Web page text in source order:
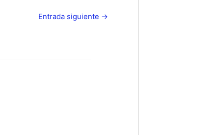
Entrada siguiente →